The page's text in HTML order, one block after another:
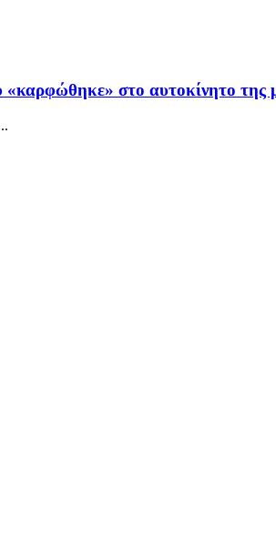
στο αυτοκίνητο της